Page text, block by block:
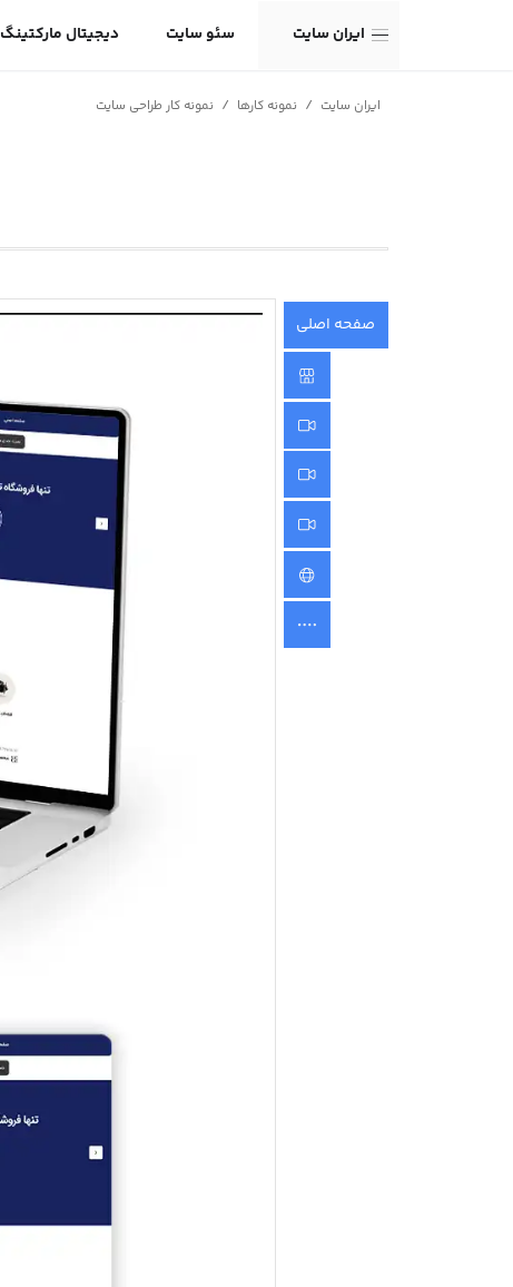
ایران سایت سئو سایت دیجیتال مارکتینگ
ایران سایت / نمونه کارها / نمونه کار طراحی سایت
صفحه اصلی